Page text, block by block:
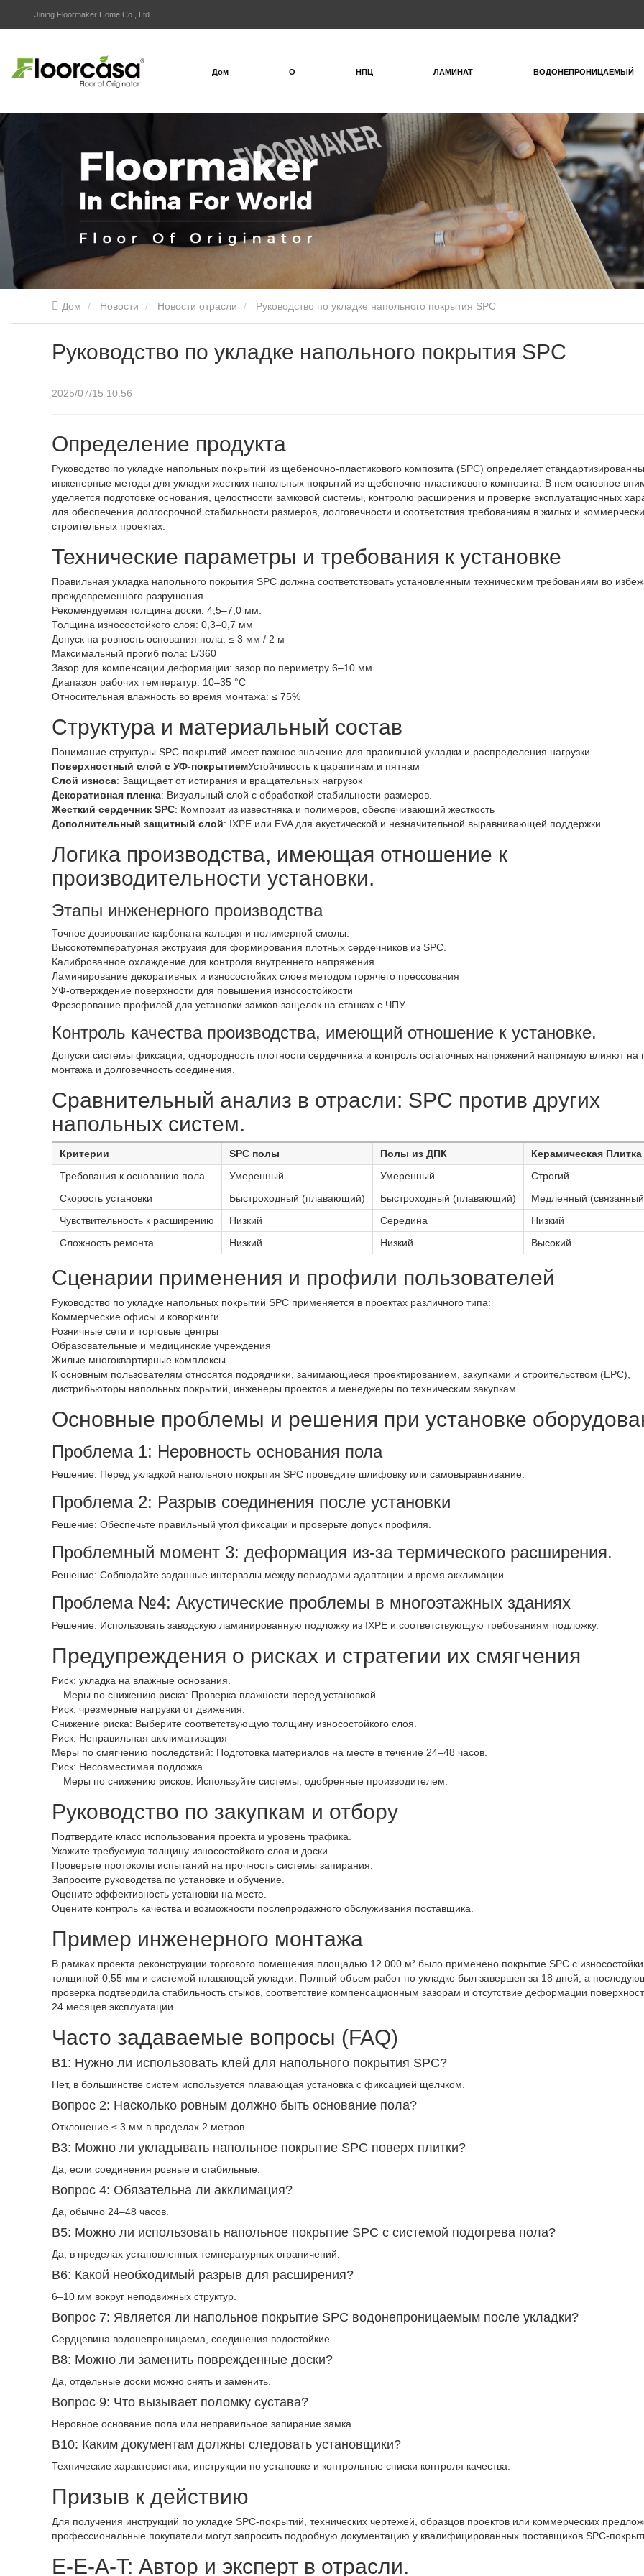
Jining Floormaker Home Co., Ltd.
Дом О НПЦ ЛАМИНАТ ВОДОНЕПРОНИЦАЕМЫЙ
Дом Новости Новости отрасли Руководство по укладке напольного покрытия SPC
Руководство по укладке напольного покрытия SPC
2025/07/15 10:56
Определение продукта
Руководство по укладке напольных покрытий из щебеночно-пластикового композита (SPC) определяет
инженерные методы для укладки жестких напольных покрытий из щебеночно-пластикового композита. В нем основное
уделяется подготовке основания, целостности замковой системы, контролю расширения и проверке эксплуатационных
для обеспечения долгосрочной стабильности размеров, долговечности и соответствия требованиям в жилых и
строительных проектах.
Технические параметры и требования к установке
Правильная укладка напольного покрытия SPC должна соответствовать установленным техническим требованиям во
преждевременного разрушения.
Рекомендуемая толщина доски: 4,5–7,0 мм.
Толщина износостойкого слоя: 0,3–0,7 мм
Допуск на ровность основания пола: ≤ 3 мм / 2 м
Максимальный прогиб пола: L/360
Зазор для компенсации деформации: зазор по периметру 6–10 мм.
Диапазон рабочих температур: 10–35 °C
Относительная влажность во время монтажа: ≤ 75%
Структура и материальный состав
Понимание структуры SPC-покрытий имеет важное значение для правильной укладки и распределения нагрузки.
Поверхностный слой с УФ-покрытиемУстойчивость к царапинам и пятнам
Слой износа: Защищает от истирания и вращательных нагрузок
Декоративная пленка: Визуальный слой с обработкой стабильности размеров.
Жесткий сердечник SPC: Композит из известняка и полимеров, обеспечивающий жесткость
Дополнительный защитный слой: IXPE или EVA для акустической и незначительной выравнивающей поддержки
Логика производства, имеющая отношение к
производительности установки.
Этапы инженерного производства
Точное дозирование карбоната кальция и полимерной смолы.
Высокотемпературная экструзия для формирования плотных сердечников из SPC.
Калиброванное охлаждение для контроля внутреннего напряжения
Ламинирование декоративных и износостойких слоев методом горячего прессования
УФ-отверждение поверхности для повышения износостойкости
Фрезерование профилей для установки замков-защелок на станках с ЧПУ
Контроль качества производства, имеющий отношение к установке.
Допуски системы фиксации, однородность плотности сердечника и контроль остаточных напряжений напрямую влияют на
монтажа и долговечность соединения.
Сравнительный анализ в отрасли: SPC против других
напольных систем.
Критерии SPC полы Полы из ДПК
Керамическая Плитка
Требования к основанию пола
Умеренный Умеренный
Строгий
Скорость установки
Быстроходный (плавающий) Быстроходный (плавающий)
Медленный
Чувствительность к расширению
Низкий Середина
Низкий
Сложность ремонта
Низкий Низкий Высокий
Сценарии применения и профили пользователей
Руководство по укладке напольных покрытий SPC применяется в проектах различного типа:
Коммерческие офисы и коворкинги
Розничные сети и торговые центры
Образовательные и медицинские учреждения
Жилые многоквартирные комплексы
К основным пользователям относятся подрядчики, занимающиеся проектированием, закупками и строительством (EPC),
дистрибьюторы напольных покрытий, инженеры проектов и менеджеры по техническим закупкам.
Основные проблемы и решения при установке
Проблема 1: Неровность основания пола
Решение: Перед укладкой напольного покрытия SPC проведите шлифовку или самовыравнивание.
Проблема 2: Разрыв соединения после установки
Решение: Обеспечьте правильный угол фиксации и проверьте допуск профиля.
Проблемный момент 3: деформация из-за термического расширения.
Решение: Соблюдайте заданные интервалы между периодами адаптации и время акклимации.
Проблема №4: Акустические проблемы в многоэтажных зданиях
Решение: Использовать заводскую ламинированную подложку из IXPE и соответствующую требованиям подложку.
Предупреждения о рисках и стратегии их смягчения
Риск: укладка на влажные основания.
Меры по снижению риска: Проверка влажности перед установкой
Риск: чрезмерные нагрузки от движения.
Снижение риска: Выберите соответствующую толщину износостойкого слоя.
Риск: Неправильная акклиматизация
Меры по смягчению последствий: Подготовка материалов на месте в течение 24–48 часов.
Риск: Несовместимая подложка
Меры по снижению рисков: Используйте системы, одобренные производителем.
Руководство по закупкам и отбору
Подтвердите класс использования проекта и уровень трафика.
Укажите требуемую толщину износостойкого слоя и доски.
Проверьте протоколы испытаний на прочность системы запирания.
Запросите руководства по установке и обучение.
Оцените эффективность установки на месте.
Оцените контроль качества и возможности послепродажного обслуживания поставщика.
Пример инженерного монтажа
В рамках проекта реконструкции торгового помещения площадью 12 000 м² было применено покрытие SPC с
толщиной 0,55 мм и системой плавающей укладки. Полный объем работ по укладке был завершен за 18 дней, а
проверка подтвердила стабильность стыков, соответствие компенсационным зазорам и отсутствие деформации
24 месяцев эксплуатации.
Часто задаваемые вопросы (FAQ)
В1: Нужно ли использовать клей для напольного покрытия SPC?
Нет, в большинстве систем используется плавающая установка с фиксацией щелчком.
Вопрос 2: Насколько ровным должно быть основание пола?
Отклонение ≤ 3 мм в пределах 2 метров.
В3: Можно ли укладывать напольное покрытие SPC поверх плитки?
Да, если соединения ровные и стабильные.
Вопрос 4: Обязательна ли акклимация?
Да, обычно 24–48 часов.
В5: Можно ли использовать напольное покрытие SPC с системой подогрева пола?
Да, в пределах установленных температурных ограничений.
В6: Какой необходимый разрыв для расширения?
6–10 мм вокруг неподвижных структур.
Вопрос 7: Является ли напольное покрытие SPC водонепроницаемым после укладки?
Сердцевина водонепроницаема, соединения водостойкие.
В8: Можно ли заменить поврежденные доски?
Да, отдельные доски можно снять и заменить.
Вопрос 9: Что вызывает поломку сустава?
Неровное основание пола или неправильное запирание замка.
В10: Каким документам должны следовать установщики?
Технические характеристики, инструкции по установке и контрольные списки контроля качества.
Призыв к действию
Для получения инструкций по укладке SPC-покрытий, технических чертежей, образцов проектов или коммерческих
профессиональные покупатели могут запросить подробную документацию у квалифицированных поставщиков SPC-
E-E-A-T: Автор и эксперт в отрасли.